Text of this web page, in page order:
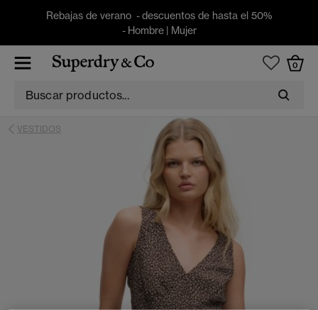
Rebajas de verano - descuentos de hasta el 50%
- Hombre| Mujer
0
VESTIDOS